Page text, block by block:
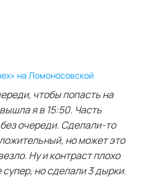
на Ломоносовской
чтобы попасть на
я в 15:50. Часть
очереди. Сделали-то
но может это
Ну и контраст плохо
но сделали 3 дырки.